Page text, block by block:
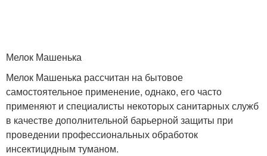
Мелок Машенька
Мелок Машенька рассчитан на бытовое
самостоятельное применение, однако, его часто
применяют и специалисты некоторых санитарных служб
в качестве дополнительной барьерной защиты при
проведении профессиональных обработок
инсектицидным туманом.